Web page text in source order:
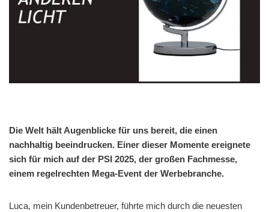
Die Welt hält Augenblicke für uns bereit, die einen
nachhaltig beeindrucken. Einer dieser Momente ereignete
sich für mich auf der PSI 2025, der großen Fachmesse,
einem regelrechten Mega-Event der Werbebranche.
Luca, mein Kundenbetreuer, führte mich durch die neuesten